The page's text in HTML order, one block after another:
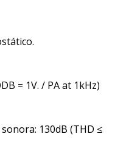
= 1V. / PA at 1kHz)
130dB (THD ≤